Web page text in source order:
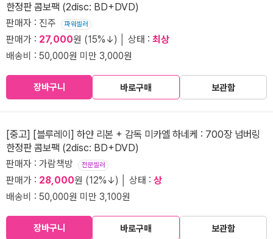
한정판 콤보팩 (2disc: BD+DVD)
판매자 : 진주 파워셀러
판매가 : 27,000원 (15%↓) │ 상태 : 최상
배송비 : 50,000원 미만 3,000원
장바구니 바로구매 보관함
[중고] [블루레이] 하얀 리본 + 감독 미카엘 하네케 : 700장 넘버링
한정판 콤보팩 (2disc: BD+DVD)
판매자 : 가람책방 전문셀러
판매가 : 28,000원 (12%↓) │ 상태 : 상
배송비 : 50,000원 미만 3,100원
장바구니 바로구매 보관함